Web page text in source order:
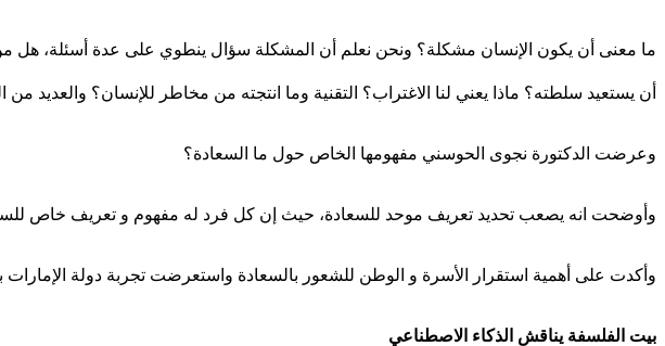
ما معنى أن يكون الإنسان مشكلة؟ ونحن نعلم أن المشكلة سؤال ينطوي على عدة أسئلة، هل
أن يستعيد سلطته؟ ماذا يعني لنا الاغتراب؟ التقنية وما انتجته من مخاطر للإنسان؟ والعديد
وعرضت الدكتورة نجوى الحوسني مفهومها الخاص حول ما السعادة؟
وأوضحت انه يصعب تحديد تعريف موحد للسعادة، حيث إن كل فرد له مفهوم و تعريف خاص
وأكدت على أهمية استقرار الأسرة و الوطن للشعور بالسعادة واستعرضت تجربة دولة الإمارات
بيت الفلسفة يناقش الذكاء الاصطناعي